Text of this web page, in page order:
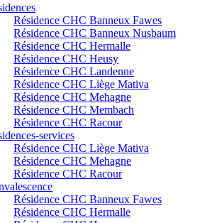
Résidence CHC Banneux Fawes
Résidence CHC Banneux Nusbaum
Résidence CHC Hermalle
Résidence CHC Heusy
Résidence CHC Landenne
Résidence CHC Liège Mativa
Résidence CHC Mehagne
Résidence CHC Membach
Résidence CHC Racour
services
Résidence CHC Liège Mativa
Résidence CHC Mehagne
Résidence CHC Racour
Résidence CHC Banneux Fawes
Résidence CHC Hermalle